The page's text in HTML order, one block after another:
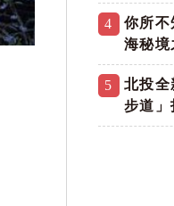
4
你所
海秘境
5
北投
步道